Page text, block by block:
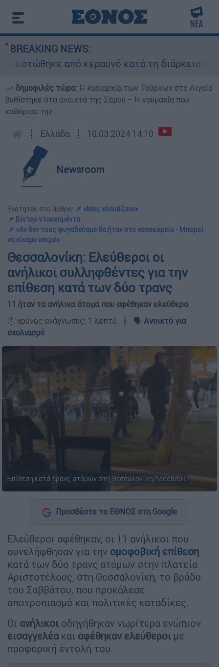
BREAKING NEWS:
από κεραυνό κατά τη διάρκεια αγώνα
δημοφιλές τώρα: Η κυριαρχία των Τούρκων στο Αιγαίο
βυθίστηκε στα ανοιχτά της Σάμου – Η ναυμαχία που
καθόρισε την...
┋ Ελλάδα ┋ 10.03.2024 14:10
Newsroom
Ενότητες στο άρθρο: 📌 «Μας χλευάζανε»
📌 Βίντεο ντοκουμέντα
📌 «Αν δεν τους φυγαδεύαμε θα ήταν στο νοσοκομείο - Μπορεί
να είχαμε νεκρό»
Θεσσαλονίκη: Ελεύθεροι οι
ανήλικοι συλληφθέντες για την
επίθεση κατά των δύο τρανς
11 ήταν τα ανήλικα άτομα που αφέθηκαν ελεύθερα
🕛 χρόνος ανάγνωσης: 1 λεπτό ┋ 🗣️ Ανοικτό για
σχολιασμό
Επίθεση κατά τρανς ατόμων στη Θεσσαλονίκη/facebook
Προσθέστε το ΕΘΝΟΣ στη Google
Ελεύθεροι αφέθηκαν, οι 11 ανήλικοι που
συνελήφθησαν για την ομοφοβική επίθεση
κατά των δύο τρανς ατόμων στην πλατεία
Αριστοτέλους, στη Θεσσαλονίκη, το βράδυ
του Σαββάτου, που προκάλεσε
αποτροπιασμό και πολιτικές καταδίκες.
Οι ανήλικοι οδηγήθηκαν νωρίτερα ενώπιον
εισαγγελέακαι αφέθηκαν ελεύθεροι με
προφορική εντολή του.